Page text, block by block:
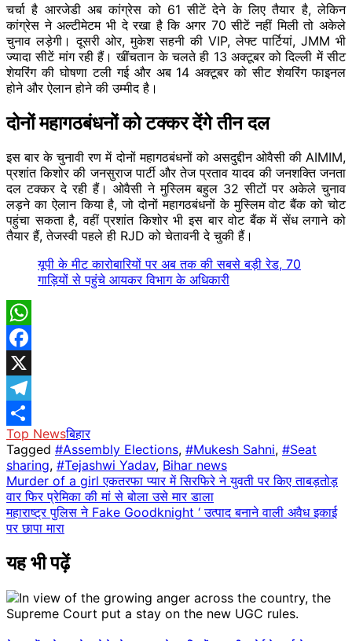
चर्चा है आरजेडी अब कांग्रेस को 61 सीटें देने के लिए तैयार है, लेकिन
कांग्रेस ने अल्टीमेटम भी दे रखा है कि अगर 70 सीटें नहीं मिली तो अकेले
चुनाव लड़ेगी। दूसरी ओर, मुकेश सहनी की VIP, लेफ्ट पार्टियां, JMM भी
ज्यादा सीटें मांग रही हैं। खींचतान के चलते ही 13 अक्टूबर को दिल्ली में सीट
शेयरिंग की घोषणा टली गई और अब 14 अक्टूबर को सीट शेयरिंग फाइनल
होने और ऐलान होने की उम्मीद है।
दोनों महागठबंधनों को टक्कर देंगे तीन दल
इस बार के चुनावी रण में दोनों महागठबंधनों को असदुद्दीन ओवैसी की AIMIM,
प्रशांत किशोर की जनसुराज पार्टी और तेज प्रताव यादव की जनशक्ति जनता
दल टक्कर दे रही हैं। ओवैसी ने मुस्लिम बहुल 32 सीटों पर अकेले चुनाव
लड़ने का ऐलान किया है, जो दोनों महागठबंधनों के मुस्लिम वोट बैंक को चोट
पहुंचा सकता है, वहीं प्रशांत किशोर भी इस बार वोट बैंक में सेंध लगाने को
तैयार हैं, तेजस्वी पहले ही RJD को चेतावनी दे चुकी हैं।
यूपी के मीट कारोबारियों पर अब तक की सबसे बड़ी रेड, 70
गाड़ियों से पहुंचे आयकर विभाग के अधिकारी
WhatsApp
Facebook
X
Telegram
Share
Top Newsबिहार
Tagged #Assembly Elections, #Mukesh Sahni, #Seat
sharing, #Tejashwi Yadav, Bihar news
Post
navigation
Murder of a girl एकतरफा प्यार में सिरफिरे ने युवती पर किए ताबड़तोड़
वार फिर प्रेमिका की मां से बोला उसे मार डाला
महाराष्ट्र पुलिस ने Fake Goodknight ‘ उत्पाद बनाने वाली अवैध इकाई
पर छापा मारा
यह भी पढ़ें